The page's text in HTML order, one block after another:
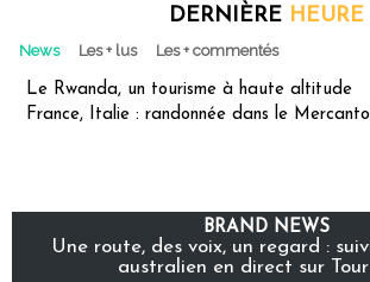
DERNIÈRE HEURE
News Les + lus Les + commentés
Le Rwanda, un tourisme à haute altitude
France, Italie : randonnée dans le
BRAND NEWS
Une route, des voix, un regard :
australien en direct sur